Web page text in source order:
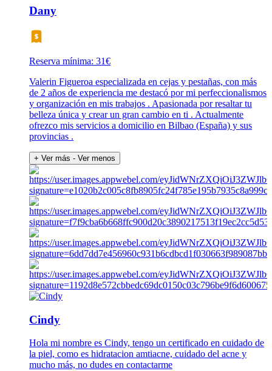
Dany
Reserva mínima: 31€
Valerin Figueroa especializada en cejas y pestañas, con más
de 2 años de experiencia me destacó por mi perfeccionalismos
y organización en mis trabajos . Apasionada por resaltar tu
belleza única y crear un gran cambio en ti . Actualmente
ofrezco mis servicios a domicilio en Bilbao (España) y sus
provincias .
+ Ver más - Ver menos
Cindy
Hola mi nombre es Cindy, tengo un certificado en cuidado de
la piel, como es hidratacion amtiacne, cuidado del acne y
mucho más, no dudes en contactarme